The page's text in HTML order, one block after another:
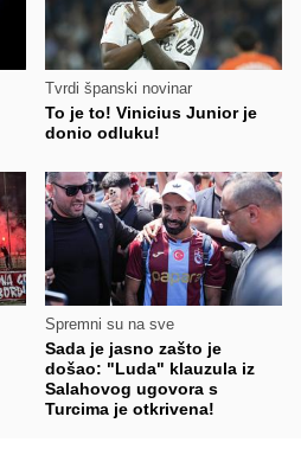
Tvrdi španski novinar
To je to! Vinicius Junior je
donio odluku!
Spremni su na sve
Sada je jasno zašto je
došao: "Luda" klauzula iz
Salahovog ugovora s
Turcima je otkrivena!